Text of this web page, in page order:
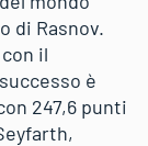
di Rasnov.
il
è
247,6 punti